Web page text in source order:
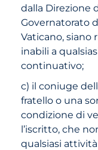
dalla Direzione
Governatorato
Vaticano,
inabili a
continuativo;
c) il coniuge
fratello o una
condizione di
l’iscritto, che
qualsiasi